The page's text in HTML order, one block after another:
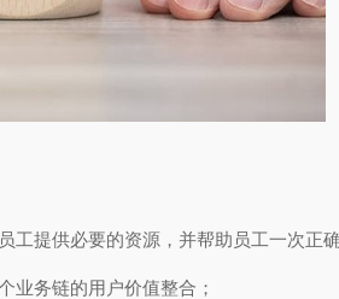
提供必要的资源，并帮助员工一次正确
业务链的用户价值整合；